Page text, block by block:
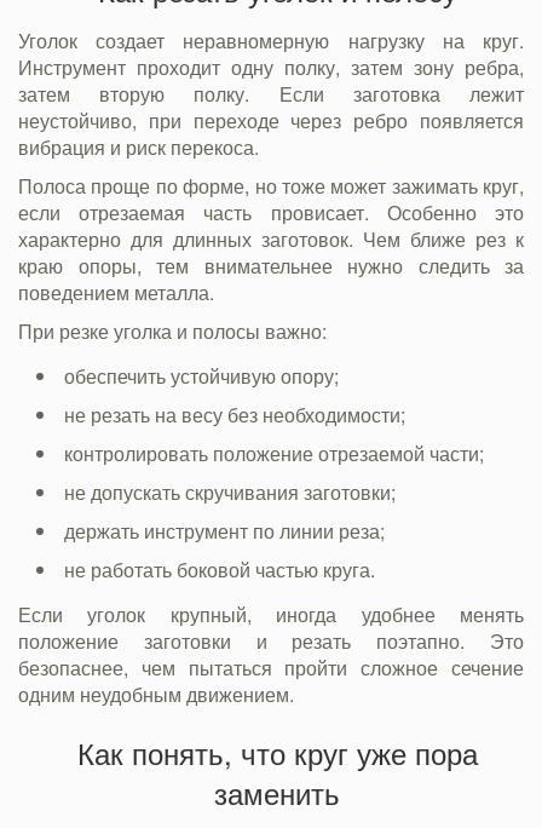
Уголок создает неравномерную нагрузку на круг.
Инструмент проходит одну полку, затем зону ребра,
затем вторую полку. Если заготовка лежит
неустойчиво, при переходе через ребро появляется
вибрация и риск перекоса.
Полоса проще по форме, но тоже может зажимать круг,
если отрезаемая часть провисает. Особенно это
характерно для длинных заготовок. Чем ближе рез к
краю опоры, тем внимательнее нужно следить за
поведением металла.
При резке уголка и полосы важно:
обеспечить устойчивую опору;
не резать на весу без необходимости;
контролировать положение отрезаемой части;
не допускать скручивания заготовки;
держать инструмент по линии реза;
не работать боковой частью круга.
Если уголок крупный, иногда удобнее менять
положение заготовки и резать поэтапно. Это
безопаснее, чем пытаться пройти сложное сечение
одним неудобным движением.
Как понять, что круг уже пора
заменить